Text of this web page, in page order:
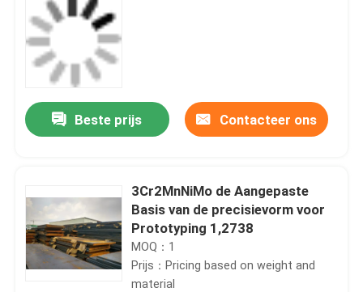
Beste prijs Contacteer ons
3Cr2MnNiMo de Aangepaste
Basis van de precisievorm voor
Prototyping 1,2738
MOQ：1
Prijs：Pricing based on weight and
material